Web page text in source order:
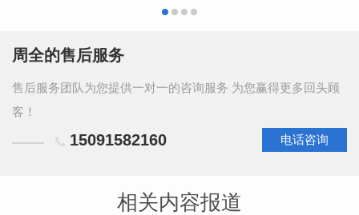
周全的售后服务
售后服务团队为您提供一对一的咨询服务 为您赢得更多回头顾
客！
15091582160 电话咨询
相关内容报道